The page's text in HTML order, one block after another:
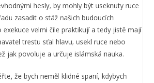
hesly, by mohly být useknuty ruce
zasadit o stáž našich budoucích
velmi čile praktikují a tedy jistě mají
trestu sťal hlavu, usekl ruce nebo
jak povoluje a určuje islámská nauka.
že bych neměl klidné spaní, kdybych